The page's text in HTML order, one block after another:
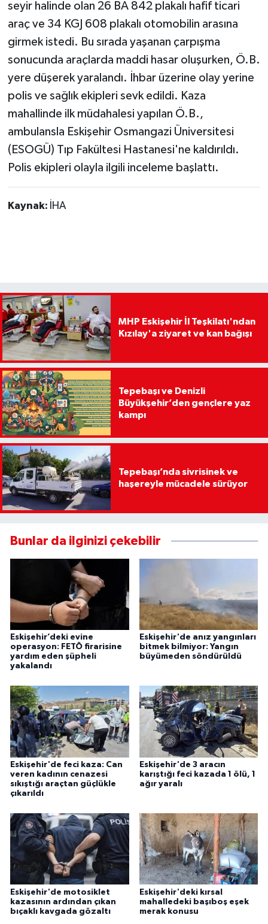
seyir halinde olan 26 BA 842 plakalı hafif ticari
araç ve 34 KGJ 608 plakalı otomobilin arasına
girmek istedi. Bu sırada yaşanan çarpışma
sonucunda araçlarda maddi hasar oluşurken, Ö.B.
yere düşerek yaralandı. İhbar üzerine olay yerine
polis ve sağlık ekipleri sevk edildi. Kaza
mahallinde ilk müdahalesi yapılan Ö.B.,
ambulansla Eskişehir Osmangazi Üniversitesi
(ESOGÜ) Tıp Fakültesi Hastanesi'ne kaldırıldı.
Polis ekipleri olayla ilgili inceleme başlattı.
Kaynak: İHA
MHP Eskişehir İl Teşkilatı'ndan
Kızılay'a ziyaret ve kan bağışı
Tepebaşı ve Denizli
Büyükşehir’den gençlere yaz
kampı
Tepebaşı’nda sivrisinek ve
haşereyle mücadele sürüyor
Bunlar da ilginizi çekebilir
Eskişehir’deki evine
operasyon: FETÖ firarisine
yardım eden şüpheli
yakalandı
Eskişehir'de anız yangınları
bitmek bilmiyor: Yangın
büyümeden söndürüldü
Eskişehir'de feci kaza: Can
veren kadının cenazesi
sıkıştığı araçtan güçlükle
çıkarıldı
Eskişehir'de 3 aracın
karıştığı feci kazada 1 ölü, 1
ağır yaralı
Eskişehir'de motosiklet
kazasının ardından çıkan
bıçaklı kavgada gözaltı
Eskişehir'deki kırsal
mahalledeki başıboş eşek
merak konusu